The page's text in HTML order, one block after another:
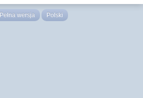
Pełna wersja Polski